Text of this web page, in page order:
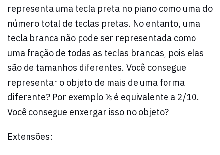
representa uma tecla preta no piano como uma do
número total de teclas pretas. No entanto, uma
tecla branca não pode ser representada como
uma fração de todas as teclas brancas, pois elas
são de tamanhos diferentes. Você consegue
representar o objeto de mais de uma forma
diferente? Por exemplo ⅕ é equivalente a 2/10.
Você consegue enxergar isso no objeto?
Extensões: